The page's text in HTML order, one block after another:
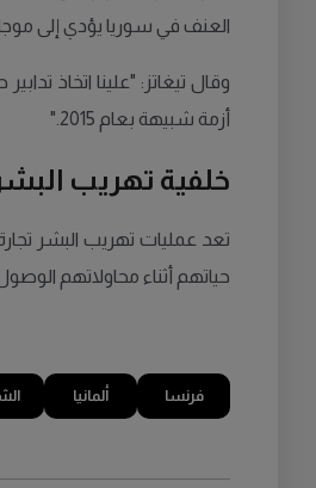
العنف في سوريا يؤدي إلى
وقال تيغاتز: "علينا اتخاذ
أزمة شبيهة بعام 2015."
خلفية تهريب
تعد عمليات تهريب البشر
حياتهم أثناء محاولاتهم
فرنسا ألمانيا